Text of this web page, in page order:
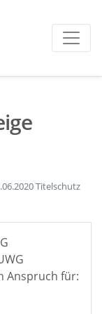
Titelschutz
Anspruch für: